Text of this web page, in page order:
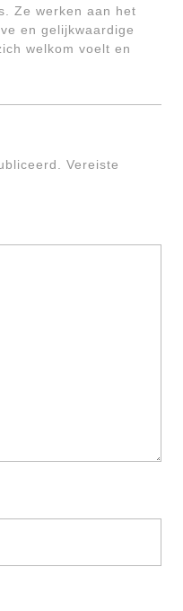
Ze werken aan het
en gelijkwaardige
welkom voelt en
Vereiste